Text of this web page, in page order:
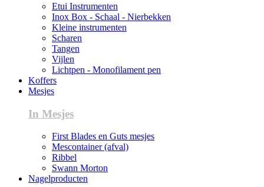
Etui Instrumenten
Inox Box - Schaal - Nierbekken
Kleine instrumenten
Scharen
Tangen
Vijlen
Lichtpen - Monofilament pen
Koffers
Mesjes
In Mesjes
First Blades en Guts mesjes
Mescontainer (afval)
Ribbel
Swann Morton
Nagelproducten